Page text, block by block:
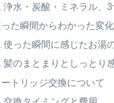
浄水・炭酸・ミネラル、
た瞬間からわかった変化
使った瞬間に感じたお湯
髪のまとまりとしっとり
ートリッジ交換について